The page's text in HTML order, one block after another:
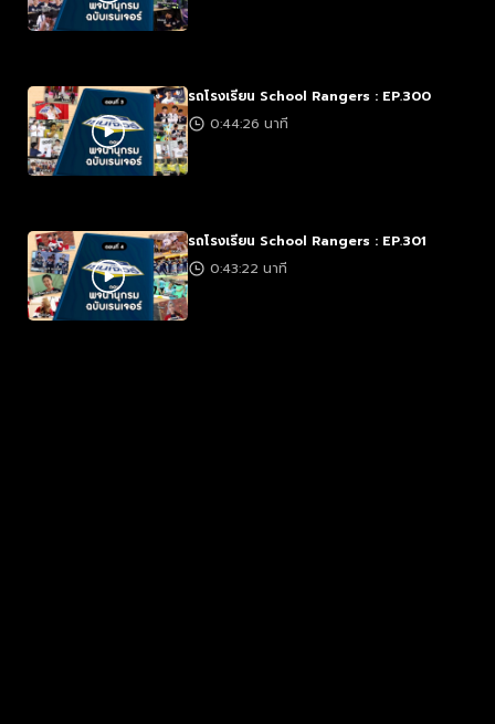
รถโรงเรียน School Rangers : EP.300
0:44:26 นาที
รถโรงเรียน School Rangers : EP.301
0:43:22 นาที